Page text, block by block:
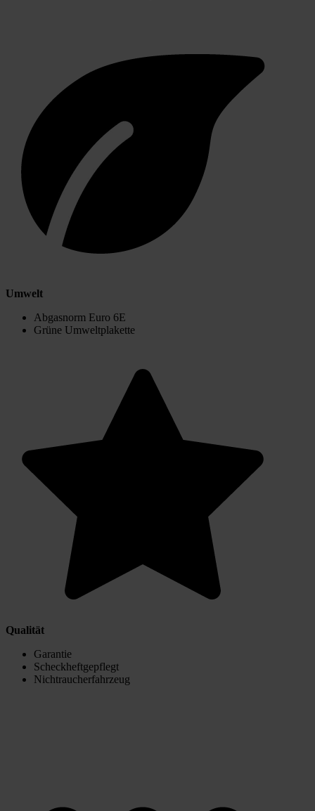
Umwelt
Abgasnorm Euro 6E
Grüne Umweltplakette
Qualität
Garantie
Scheckheftgepflegt
Nichtraucherfahrzeug